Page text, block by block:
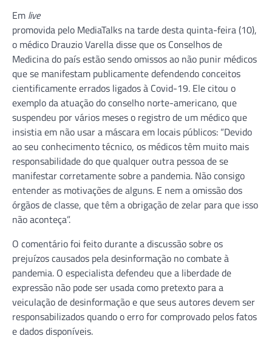
Em live
promovida pelo MediaTalks na tarde desta quinta-feira (10),
o médico Drauzio Varella disse que os Conselhos de
Medicina do país estão sendo omissos ao não punir médicos
que se manifestam publicamente defendendo conceitos
cientificamente errados ligados à Covid-19. Ele citou o
exemplo da atuação do conselho norte-americano, que
suspendeu por vários meses o registro de um médico que
insistia em não usar a máscara em locais públicos: “Devido
ao seu conhecimento técnico, os médicos têm muito mais
responsabilidade do que qualquer outra pessoa de se
manifestar corretamente sobre a pandemia. Não consigo
entender as motivações de alguns. E nem a omissão dos
órgãos de classe, que têm a obrigação de zelar para que isso
não aconteça”.
O comentário foi feito durante a discussão sobre os
prejuízos causados pela desinformação no combate à
pandemia. O especialista defendeu que a liberdade de
expressão não pode ser usada como pretexto para a
veiculação de desinformação e que seus autores devem ser
responsabilizados quando o erro for comprovado pelos fatos
e dados disponíveis.